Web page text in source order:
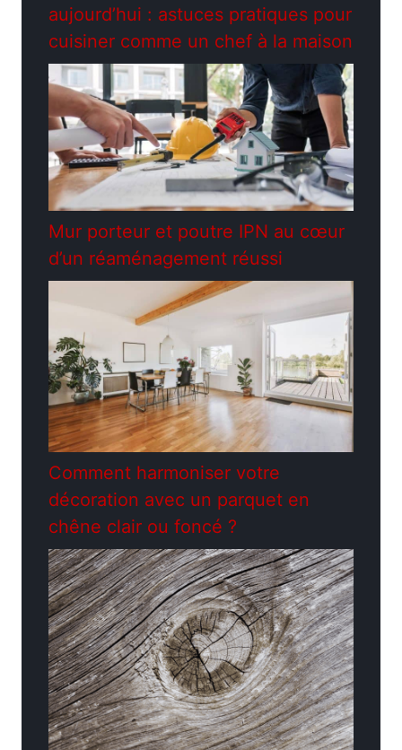
aujourd’hui : astuces pratiques pour
cuisiner comme un chef à la maison
Mur porteur et poutre IPN au cœur
d’un réaménagement réussi
Comment harmoniser votre
décoration avec un parquet en
chêne clair ou foncé ?